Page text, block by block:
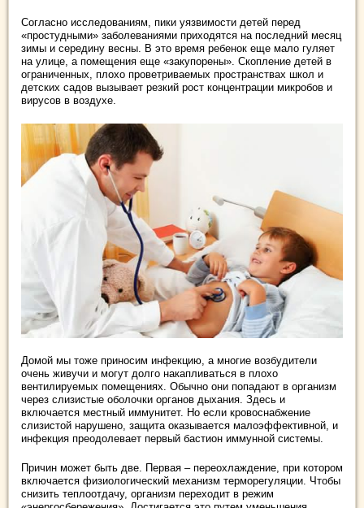
Согласно исследованиям, пики уязвимости детей перед
«простудными» заболеваниями приходятся на последний месяц
зимы и середину весны. В это время ребенок еще мало гуляет
на улице, а помещения еще «закупорены». Скопление детей в
ограниченных, плохо проветриваемых пространствах школ и
детских садов вызывает резкий рост концентрации микробов и
вирусов в воздухе.
Домой мы тоже приносим инфекцию, а многие возбудители
очень живучи и могут долго накапливаться в плохо
вентилируемых помещениях. Обычно они попадают в организм
через слизистые оболочки органов дыхания. Здесь и
включается местный иммунитет. Но если кровоснабжение
слизистой нарушено, защита оказывается малоэффективной, и
инфекция преодолевает первый бастион иммунной системы.
Причин может быть две. Первая – переохлаждение, при котором
включается физиологический механизм терморегуляции. Чтобы
снизить теплоотдачу, организм переходит в режим